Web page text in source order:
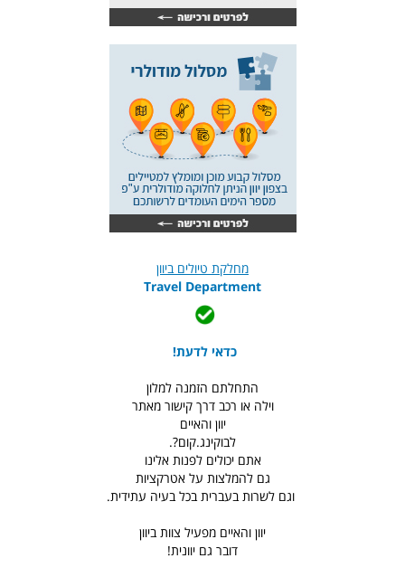
מחלקת טיולים ביוון
Travel Department
כדאי לדעת!
התחלתם הזמנה למלון
וילה או רכב דרך קישור מאתר
יוון והאיים
לבוקינג.קום?.
אתם יכולים לפנות אלינו
גם להמלצות על אטרקציות
וגם לשרות בעברית בכל בעיה עתידית.
יוון והאיים מפעיל צוות ביוון
דובר גם יוונית!